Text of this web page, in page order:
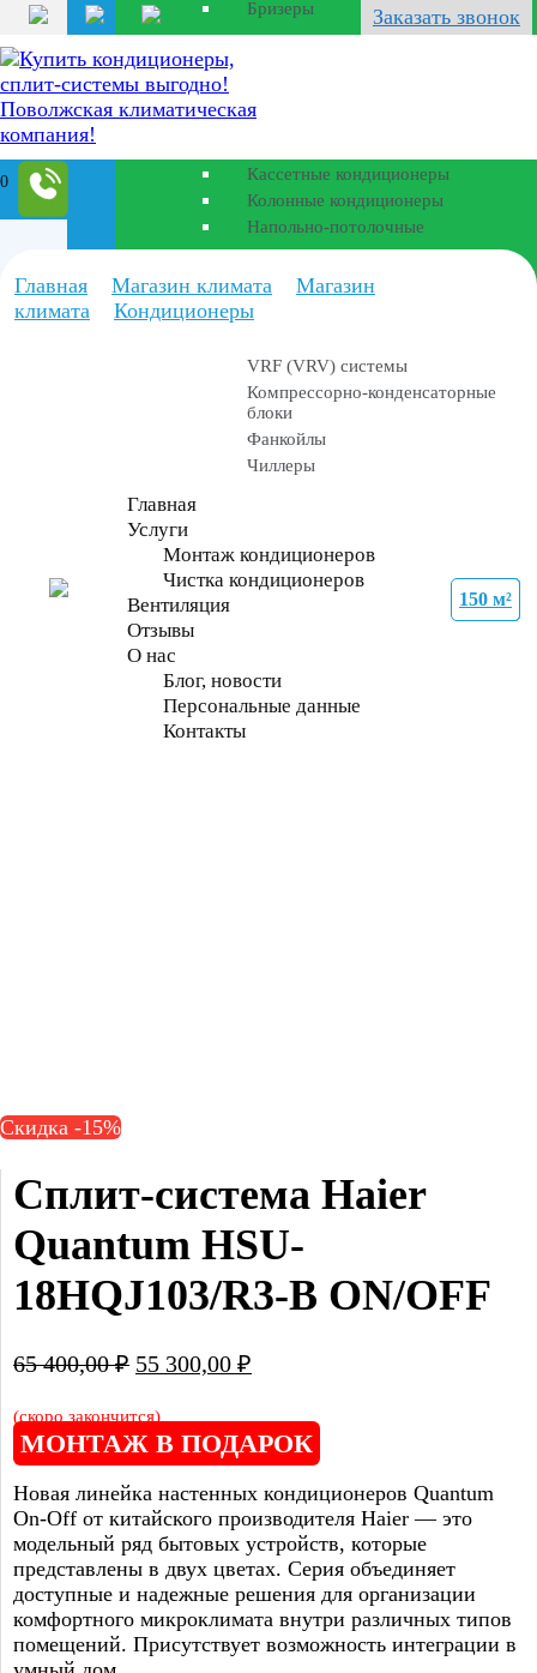
Заказать звонок
0
Бризеры
Полупромышленные
кондиционеры
Кассетные кондиционеры
Колонные кондиционеры
Напольно-потолочные
Промышленные
установки
VRF (VRV) системы
Компрессорно-конденсаторные
блоки
Фанкойлы
Чиллеры
Главная
Услуги
Монтаж кондиционеров
Чистка кондиционеров
Вентиляция
Отзывы
О нас
Блог, новости
Персональные данные
Контакты
Главная Магазин климата
Магазин
климата
Кондиционеры
Скидка -15%
Сплит-система Haier
Quantum HSU-
18HQJ103/R3-В ON/OFF
65 400,00₽ 55 300,00 ₽
(скоро закончится)
МОНТАЖ В ПОДАРОК
Новая линейка настенных кондиционеров Quantum
On-Off от китайского производителя Haier — это
модельный ряд бытовых устройств, которые
представлены в двух цветах. Серия объединяет
доступные и надежные решения для организации
комфортного микроклимата внутри различных типов
помещений. Присутствует возможность интеграции в
27 м²
35 м²
70 м²
21 м²
70 м²
70 м²
70 м²
150 м²